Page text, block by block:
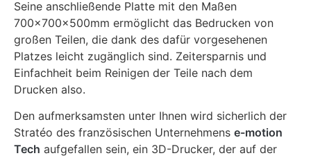
Seine anschließende Platte mit den Maßen
700x700x500mm ermöglicht das Bedrucken von
großen Teilen, die dank des dafür vorgesehenen
Platzes leicht zugänglich sind. Zeitersparnis und
Einfachheit beim Reinigen der Teile nach dem
Drucken also.
Den aufmerksamsten unter Ihnen wird sicherlich der
Stratéo des französischen Unternehmens e-motion
Tech aufgefallen sein, ein 3D-Drucker, der auf der